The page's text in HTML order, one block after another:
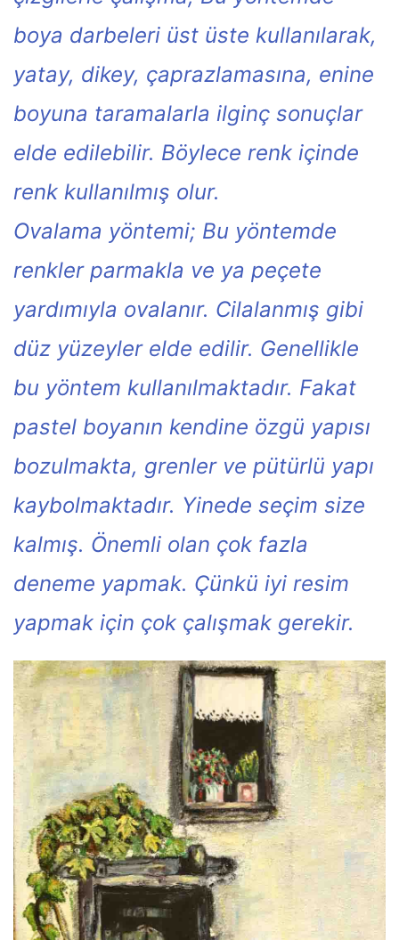
boya darbeleri üst üste kullanılarak,
yatay, dikey, çaprazlamasına, enine
boyuna taramalarla ilginç sonuçlar
elde edilebilir. Böylece renk içinde
renk kullanılmış olur.
Ovalama yöntemi; Bu yöntemde
renkler parmakla ve ya peçete
yardımıyla ovalanır. Cilalanmış gibi
düz yüzeyler elde edilir. Genellikle
bu yöntem kullanılmaktadır. Fakat
pastel boyanın kendine özgü yapısı
bozulmakta, grenler ve pütürlü yapı
kaybolmaktadır. Yinede seçim size
kalmış. Önemli olan çok fazla
deneme yapmak. Çünkü iyi resim
yapmak için çok çalışmak gerekir.